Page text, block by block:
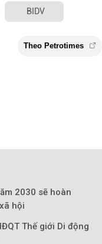
BIDV
2030 sẽ hoàn
hội
Thế giới Di động